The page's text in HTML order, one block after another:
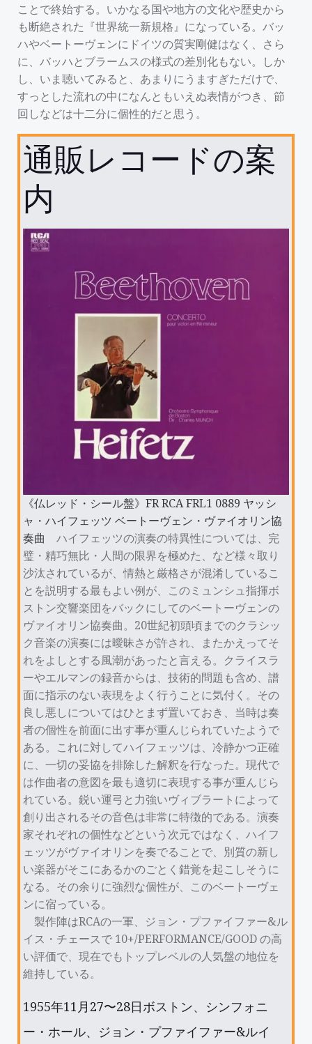
ことで終始する。いかなる国や地方の文化や歴史から
も断絶された『世界統一新規格』になっている。バッ
ハやベートーヴェンにドイツの質実剛健はなく、さら
に、バッハとブラームスの様式の差別化もない。しか
し、いま聴いてみると、あまりにうますぎただけで、
すっとした流れの中になんともいえぬ表情がつき、節
回しなどは十二分に個性的だと思う。
通販レコードの案
内
《仏レッド・シール盤》FR RCA FRL1 0889 ヤッシ
ャ・ハイフェッツ ベートーヴェン・ヴァイオリン協
奏曲 ハイフェッツの演奏の特異性については、完
璧・精巧無比・人間の限界を極めた、など様々取り
沙汰されているが、情熱と厳格さが混淆しているこ
とを説明する最もよい例が、このミュンシュ指揮ボ
ストン交響楽団をバックにしてのベートーヴェンの
ヴァイオリン協奏曲。20世紀初頭頃までのクラシッ
ク音楽の演奏には曖昧さが許され、またかえってそ
れをよしとする風潮があったと言える。クライスラ
ーやエルマンの録音からは、技術的問題も含め、譜
面に指示のない表現をよく行うことに気付く。その
良し悪しについてはひとまず置いておき、当時は奏
者の個性を前面に出す事が重んじられていたようで
ある。これに対してハイフェッツは、冷静かつ正確
に、一切の妥協を排除した解釈を行なった。現代で
は作曲者の意図を最も適切に表現する事が重んじら
れている。鋭い運弓と力強いヴィブラートによって
創り出されるその音色は非常に特徴的である。演奏
家それぞれの個性などという次元ではなく、ハイフ
ェッツがヴァイオリンを奏でることで、別質の新し
い楽器がそこにあるかのごとく錯覚を起こしそうに
なる。その余りに強烈な個性が、このベートーヴェ
ンに宿っている。
製作陣はRCAの一軍、ジョン・プファイファー&ル
イス・チェースで 10+/PERFORMANCE/GOOD の高
い評価で、現在でもトップレベルの人気盤の地位を
維持している。
1955年11月27〜28日ボストン、シンフォニ
ー・ホール、ジョン・プファイファー&ルイ